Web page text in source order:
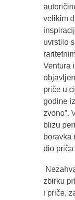
velikim
uvrstilo
Ventura
priče u
godine
zvono”.
blizu
boravka
dio
zbirku
i priče,